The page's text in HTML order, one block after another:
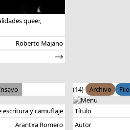
queer,
Roberto Majano
escritura y camuflaje
Arantxa Romero
(14) Archivo
Título
Autor